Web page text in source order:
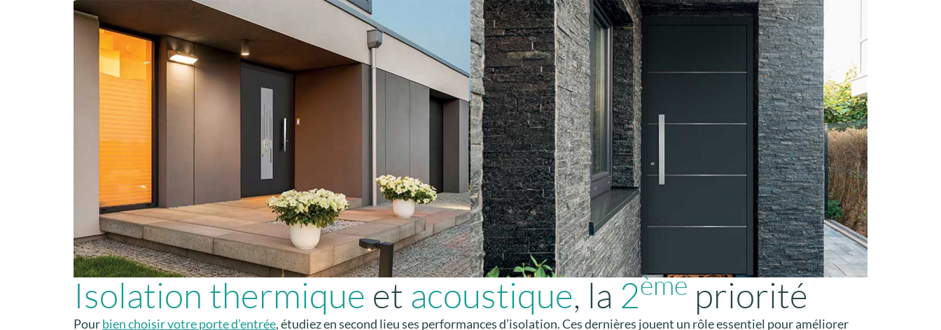
Isolation thermique et acoustique, la 2ème priorité
Pourbien choisir votre porte d’entrée, étudiez en second lieu ses performances d’isolation. Ces dernières jouent un rôle essentiel pour améliorer